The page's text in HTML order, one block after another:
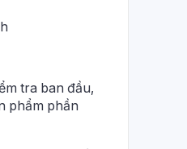
tra ban đầu,
phẩm phần